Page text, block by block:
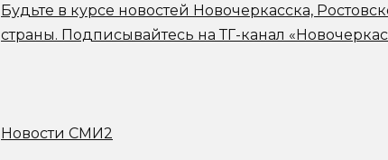
Будьте в курсе новостей Новочеркасска,
страны. Подписывайтесь на ТГ-канал
Новости СМИ2